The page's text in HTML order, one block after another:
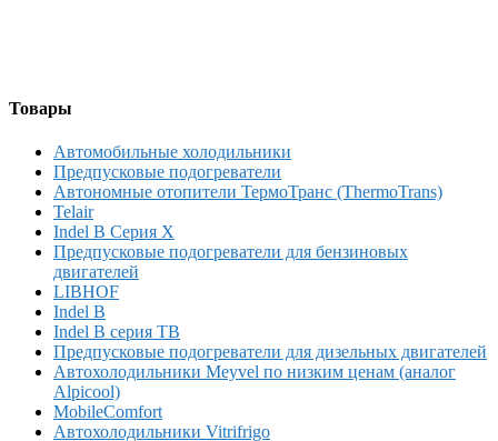
Товары
Автомобильные холодильники
Предпусковые подогреватели
Автономные отопители ТермоТранс (ThermoTrans)
Telair
Indel B Серия X
Предпусковые подогреватели для бензиновых
двигателей
LIBHOF
Indel B
Indel B серия TB
Предпусковые подогреватели для дизельных двигателей
Автохолодильники Meyvel по низким ценам (аналог
Alpicool)
MobileComfort
Автохолодильники Vitrifrigo